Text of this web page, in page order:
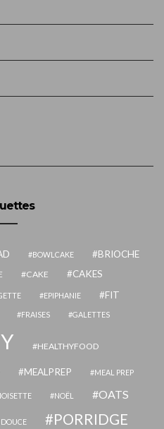
BOWLCAKE
BRIOCHE
CAKE CAKES
EPIPHANIE FIT
FRAISES GALETTES
HEALTHYFOOD
MEALPREP MEAL PREP
NOËL OATS
DOUCE PORRIDGE